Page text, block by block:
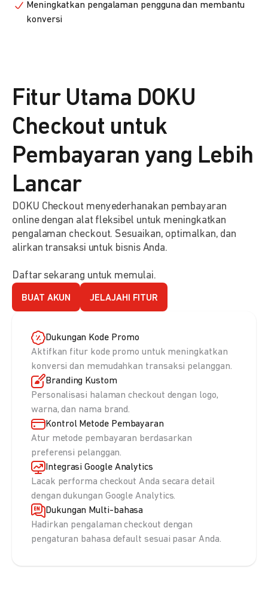
Meningkatkan pengalaman pengguna dan membantu
konversi
Fitur Utama DOKU
Checkout untuk
Pembayaran yang Lebih
Lancar
DOKU Checkout menyederhanakan pembayaran
online dengan alat fleksibel untuk meningkatkan
pengalaman checkout. Sesuaikan, optimalkan, dan
alirkan transaksi untuk bisnis Anda.
Daftar sekarang untuk memulai.
BUAT AKUN JELAJAHI FITUR
Dukungan Kode Promo
Aktifkan fitur kode promo untuk meningkatkan
konversi dan memudahkan transaksi pelanggan.
Branding Kustom
Personalisasi halaman checkout dengan logo,
warna, dan nama brand.
Kontrol Metode Pembayaran
Atur metode pembayaran berdasarkan
preferensi pelanggan.
Integrasi Google Analytics
Lacak performa checkout Anda secara detail
dengan dukungan Google Analytics.
Dukungan Multi-bahasa
Hadirkan pengalaman checkout dengan
pengaturan bahasa default sesuai pasar Anda.